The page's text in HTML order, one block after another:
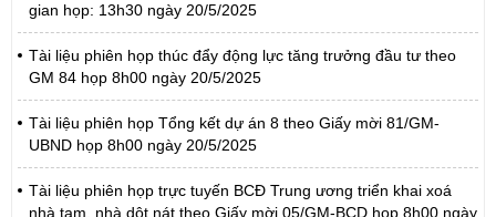
gian họp: 13h30 ngày 20/5/2025
Tài liệu phiên họp thúc đẩy động lực tăng trưởng đầu tư theo
GM 84 họp 8h00 ngày 20/5/2025
Tài liệu phiên họp Tổng kết dự án 8 theo Giấy mời 81/GM-
UBND họp 8h00 ngày 20/5/2025
Tài liệu phiên họp trực tuyến BCĐ Trung ương triển khai xoá
nhà tạm, nhà dột nát theo Giấy mời 05/GM-BCD họp 8h00 ngày